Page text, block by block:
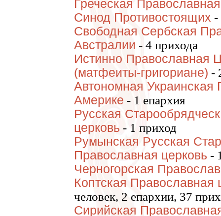
Греческая
Синод Противостоящих -
Свободная Сербская
Австралии - 4 прихода
Истинно Православная
(матфеиты-григориане) -
Автономная Украинская
Америке - 1 епархия
Русская
церковь - 1 приход
Румынская Русская
Православная церковь -
Черногорская
Коптская Православная
человек, 2 епархии, 37
Сирийская